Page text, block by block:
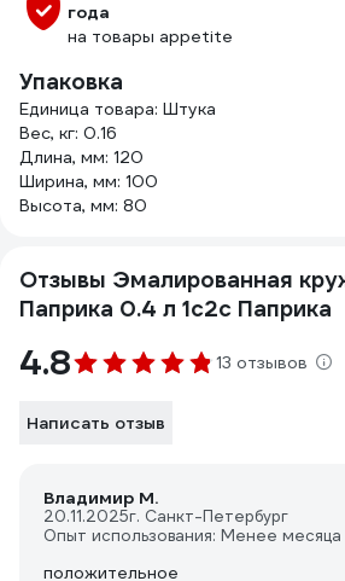
года
на товары appetite
Упаковка
Единица товара: Штука
Вес, кг: 0.16
Длина, мм: 120
Ширина, мм: 100
Высота, мм: 80
Отзывы Эмалированная
Паприка 0.4 л 1с2с Паприка
4.8 13 отзывов
Написать отзыв
Владимир М.
20.11.2025г. Санкт-Петербург
Опыт использования: Менее месяца
положительное